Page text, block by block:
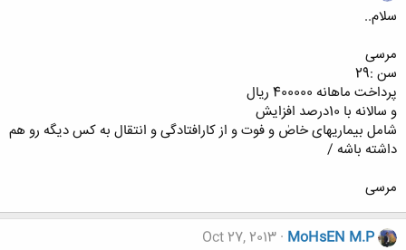
سلام..
مرسی
سن :29
پرداخت ماهانه 400000 ریال
و سالانه با 10درصد افزایش
شامل بیماریهای خاصٰ و فوت و از کارافتادگی و انتقال به کس دیگه رو هم
داشته باشه /
مرسی
MoHsEN M.P
Oct 27, 2013